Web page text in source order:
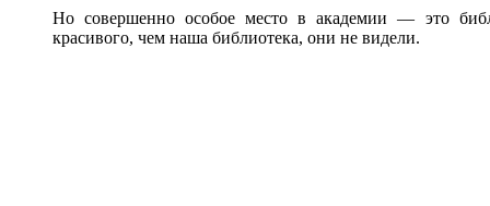
Но совершенно особое место в академии — это
красивого, чем наша библиотека, они не видели.